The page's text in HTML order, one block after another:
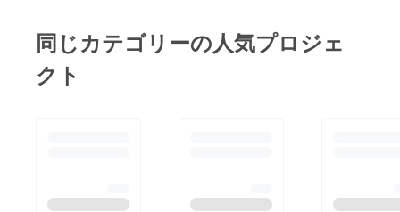
同じカテゴリーの人気プロジェ
クト